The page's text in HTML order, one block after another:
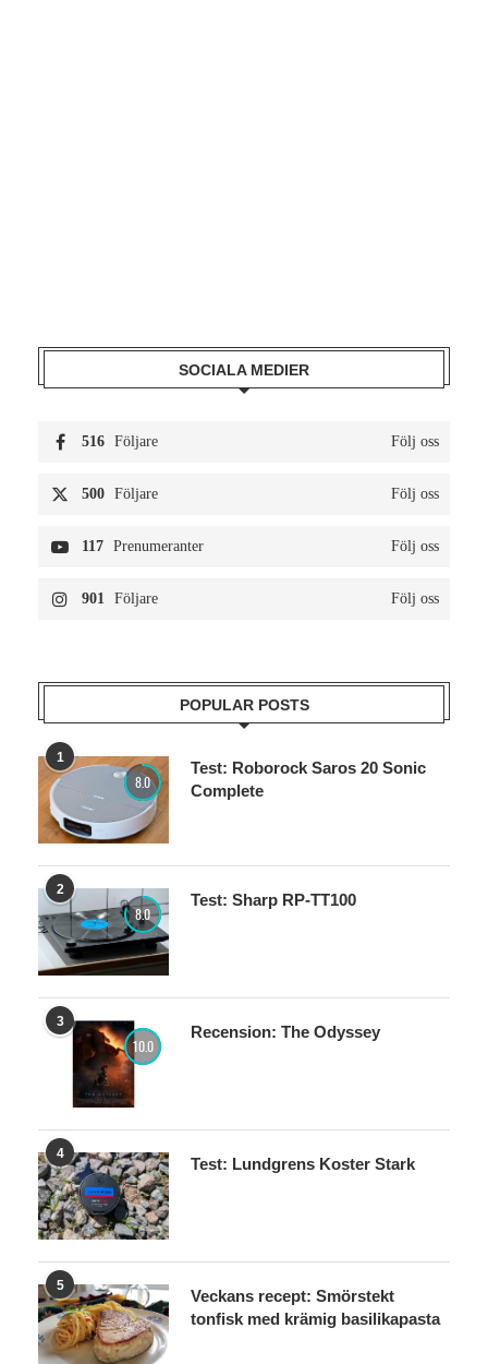
SOCIALA MEDIER
516 Följare Följ oss
500 Följare Följ oss
117 Prenumeranter Följ oss
901 Följare Följ oss
POPULAR POSTS
1
8.0
Test: Roborock Saros 20 Sonic
Complete
2
8.0
Test: Sharp RP-TT100
3
10.0
Recension: The Odyssey
4
Test: Lundgrens Koster Stark
5
Veckans recept: Smörstekt
tonfisk med krämig basilikapasta